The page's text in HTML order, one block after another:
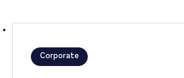
Corporate